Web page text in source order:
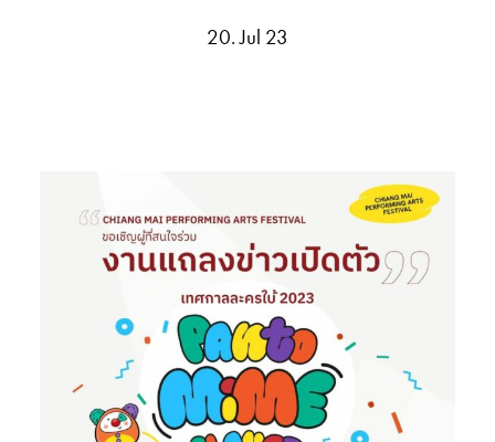
20. Jul 23